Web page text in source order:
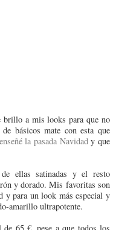
brillo a mis looks para que no
básicos mate con esta que
la pasada Navidady que
ellas satinadas y el resto
y dorado. Mis favoritas son
y para un look más especial y
amarillo ultrapotente.
de 65 €, pese a que todos los